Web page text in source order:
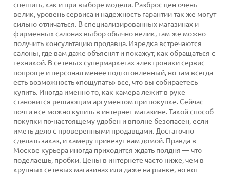
спешить, как и при выборе модели. Разброс цен очень
велик, уровень сервиса и надежность гарантии так же могут
сильно отличаться. В специализированных магазинах и
фирменных салонах выбор обычно велик, там же можно
получить консультацию продавца. Изредка встречаются
салоны, где вам даже объяснят и покажут, как обращаться с
техникой. В сетевых супермаркетах электроники сервис
попроще и персонал менее подготовленный, но там всегда
есть возможность «пощупать» все, что вы собираетесь
купить. Иногда именно то, как камера лежит в руке
становится решающим аргументом при покупке. Сейчас
почти все можно купить в интернет-магазине. Такой способ
покупки по-настоящему удобен и вполне безопасен, если
иметь дело с проверенными продавцами. Достаточно
сделать заказ, и камеру привезут вам домой. Правда в
Москве курьера иногда приходится ждать полдня — что
поделаешь, пробки. Цены в интернете часто ниже, чем в
крупных сетевых магазинах или даже на рынке, но вот